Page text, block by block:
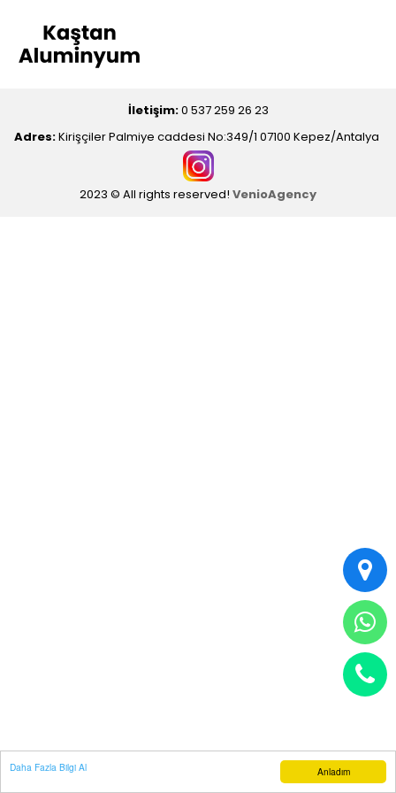
Anladım
Daha Fazla Bilgi Al
İletişim:0 537 259 26 23
Adres:Kirişçiler Palmiye caddesi No:349/1 07100 Kepez/Antalya
2023 © All rights reserved! VenioAgency